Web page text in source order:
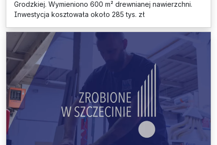
Grodzkiej. Wymieniono 600 m² drewnianej nawierzchni.
Inwestycja kosztowała około 285 tys. zł